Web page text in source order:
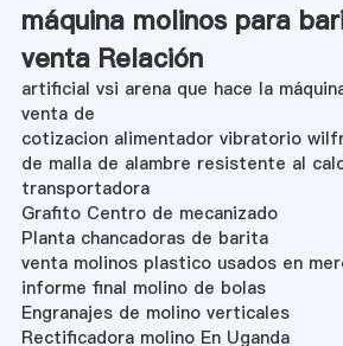
máquina molinos para
venta Relación
artificial vsi arena que hace la
venta de
cotizacion alimentador vibratorio
de malla de alambre resistente al
transportadora
Grafito Centro de mecanizado
Planta chancadoras de barita
venta molinos plastico usados en
informe final molino de bolas
Engranajes de molino verticales
Rectificadora molino En Uganda